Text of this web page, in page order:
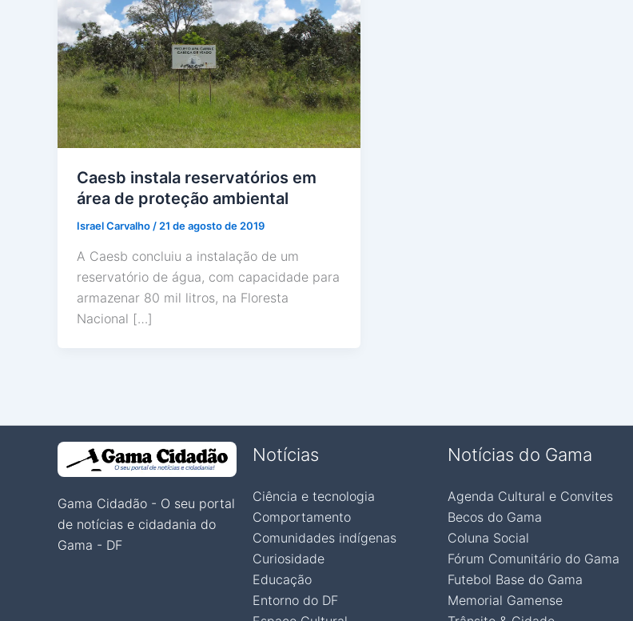
Caesb instala reservatórios em
área de proteção ambiental
Israel Carvalho / 21 de agosto de 2019
A Caesb concluiu a instalação de um
reservatório de água, com capacidade para
armazenar 80 mil litros, na Floresta
Nacional […]
Gama Cidadão - O seu portal
de notícias e cidadania do
Gama - DF
Notícias
Ciência e tecnologia
Comportamento
Comunidades indígenas
Curiosidade
Educação
Entorno do DF
Notícias do Gama
Agenda Cultural e Convites
Becos do Gama
Coluna Social
Fórum Comunitário do Gama
Futebol Base do Gama
Memorial Gamense